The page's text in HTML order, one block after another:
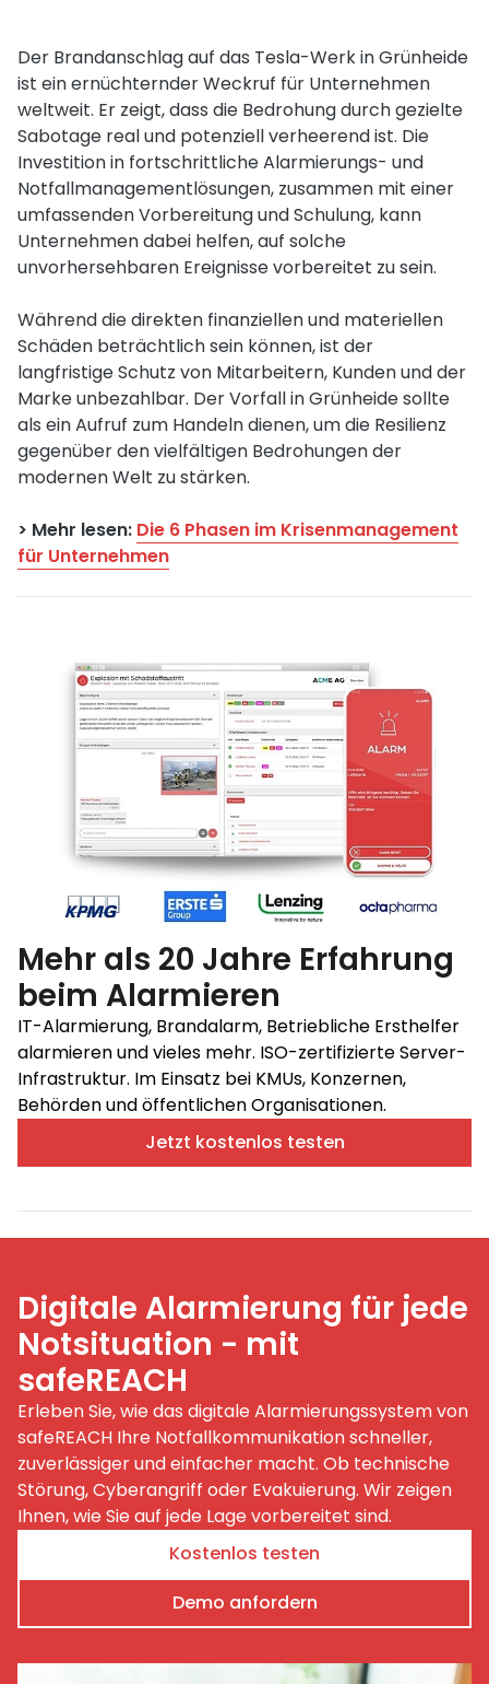
Der Brandanschlag auf das Tesla-Werk in Grünheide
ist ein ernüchternder Weckruf für Unternehmen
weltweit. Er zeigt, dass die Bedrohung durch gezielte
Sabotage real und potenziell verheerend ist. Die
Investition in fortschrittliche Alarmierungs- und
Notfallmanagementlösungen, zusammen mit einer
umfassenden Vorbereitung und Schulung, kann
Unternehmen dabei helfen, auf solche
unvorhersehbaren Ereignisse vorbereitet zu sein.
Während die direkten finanziellen und materiellen
Schäden beträchtlich sein können, ist der
langfristige Schutz von Mitarbeitern, Kunden und der
Marke unbezahlbar. Der Vorfall in Grünheide sollte
als ein Aufruf zum Handeln dienen, um die Resilienz
gegenüber den vielfältigen Bedrohungen der
modernen Welt zu stärken.
> Mehr lesen: Die 6 Phasen im Krisenmanagement
für Unternehmen
Mehr als 20 Jahre Erfahrung
beim Alarmieren
IT-Alarmierung, Brandalarm, Betriebliche Ersthelfer
alarmieren und vieles mehr. ISO-zertifizierte Server-
Infrastruktur. Im Einsatz bei KMUs, Konzernen,
Behörden und öffentlichen Organisationen.
Jetzt kostenlos testen
Digitale Alarmierung für jede
Notsituation - mit
safeREACH
Erleben Sie, wie das digitale Alarmierungssystem von
safeREACH Ihre Notfallkommunikation schneller,
zuverlässiger und einfacher macht. Ob technische
Störung, Cyberangriff oder Evakuierung. Wir zeigen
Ihnen, wie Sie auf jede Lage vorbereitet sind.
Kostenlos testen
Demo anfordern